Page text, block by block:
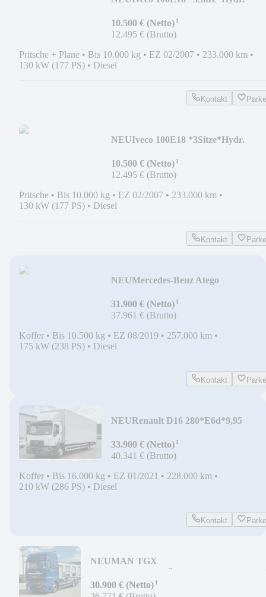
10.500 € (Netto)¹
12.495 € (Brutto)
Pritsche + Plane • Bis 10.000 kg • EZ 02/2007 • 233.000 km •
130 kW (177 PS) • Diesel
Kontakt
NEUIveco 100E18 *3Sitze*Hydr.
10.500 € (Netto)¹
12.495 € (Brutto)
Pritsche • Bis 10.000 kg • EZ 02/2007 • 233.000 km •
130 kW (177 PS) • Diesel
Kontakt
NEUMercedes-Benz Atego
1230
31.900 € (Netto)¹
37.961 € (Brutto)
Koffer • Bis 10.500 kg • EZ 08/2019 • 257.000 km •
175 kW (238 PS) • Diesel
Kontakt
NEURenault D16 280*E6d*9,95
33.900 € (Netto)¹
40.341 € (Brutto)
Koffer • Bis 16.000 kg • EZ 01/2021 • 228.000 km •
210 kW (286 PS) • Diesel
Kontakt
NEUMAN TGX
30.900 € (Netto)¹